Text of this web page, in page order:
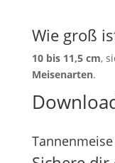
Wie groß
10 bis 11,5 cm,
Meisenarten.